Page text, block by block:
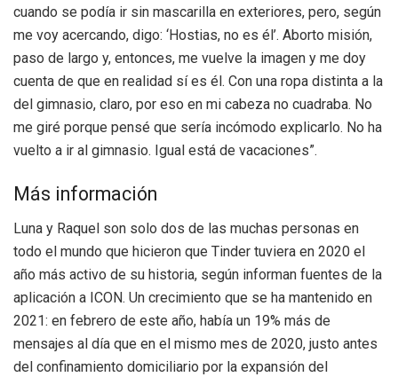
cuando se podía ir sin mascarilla en exteriores, pero, según
me voy acercando, digo: ‘Hostias, no es él’. Aborto misión,
paso de largo y, entonces, me vuelve la imagen y me doy
cuenta de que en realidad sí es él. Con una ropa distinta a la
del gimnasio, claro, por eso en mi cabeza no cuadraba. No
me giré porque pensé que sería incómodo explicarlo. No ha
vuelto a ir al gimnasio. Igual está de vacaciones”.
Más información
Luna y Raquel son solo dos de las muchas personas en
todo el mundo que hicieron que Tinder tuviera en 2020 el
año más activo de su historia, según informan fuentes de la
aplicación a ICON. Un crecimiento que se ha mantenido en
2021: en febrero de este año, había un 19% más de
mensajes al día que en el mismo mes de 2020, justo antes
del confinamiento domiciliario por la expansión del